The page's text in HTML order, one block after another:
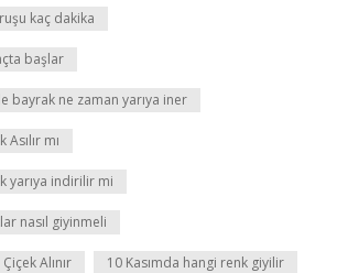
kaç dakika
başlar
bayrak ne zaman yarıya iner
mı
yarıya indirilir mi
nasıl giyinmeli
Alınır 10 Kasımda hangi renk giyilir